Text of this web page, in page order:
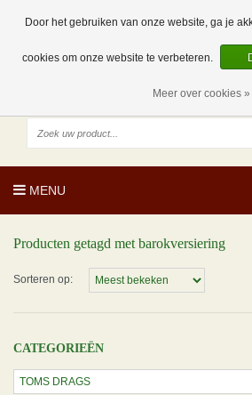
NL
EUR
MENU
Producten getagd met barokversiering
Sorteren op:
CATEGORIEËN
Door het gebruiken van onze website, ga je
cookies om onze website te verbeteren.
Meer over cookies »